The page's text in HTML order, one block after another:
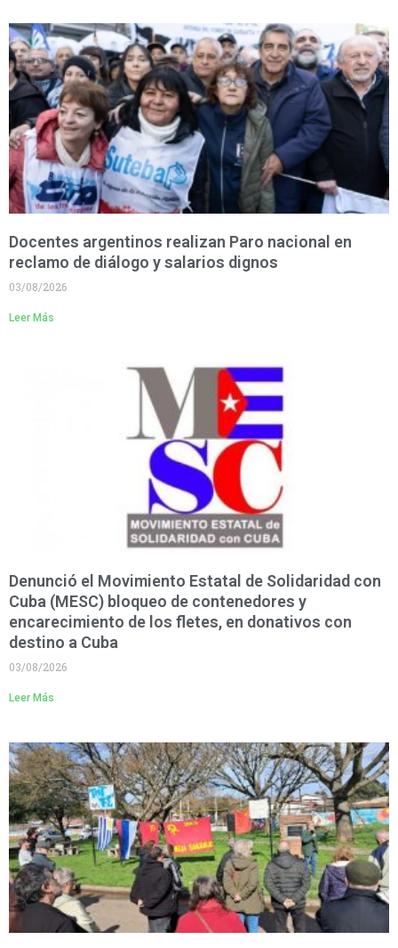
Docentes argentinos realizan Paro nacional en
reclamo de diálogo y salarios dignos
03/08/2026
Leer Más
Denunció el Movimiento Estatal de Solidaridad con
Cuba (MESC) bloqueo de contenedores y
encarecimiento de los fletes, en donativos con
destino a Cuba
03/08/2026
Leer Más